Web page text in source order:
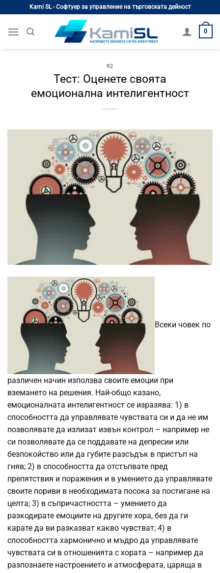
content
Kami SL - Софтуер за управление на търговската дейност
0
92
Тест: Оценете своята
емоционална интелигентност
Всеки човек по
различен начин използва своите емоции при
вземането на решения. Най-общо казано,
емоционалната интелигентност се изразява: 1) в
способността да управлявате чувствата си и да не им
позволявате да излизат извън контрол – например не
си позволявате да се поддавате на депресии или
безпокойство или да губите разсъдък в пристъп на
гняв; 2) в способността да отстъпвате пред
препятствия и поражения и в умението да управлявате
своите пориви в необходимата посока за постигане на
целта; 3) в съпричастността – умението да
разкодирате емоциите на другите хора, без да ги
карате да ви разказват какво чувстват; 4) в
способността хармонично и мъдро да управлявате
чувствата си в отношенията с хората – например да
разпознаете настроението и атмосферата, царяща в